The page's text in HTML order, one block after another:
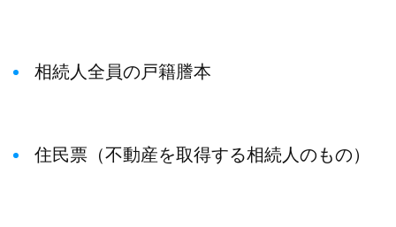
相続人全員の戸籍謄本
住民票（不動産を取得する相続人のもの）